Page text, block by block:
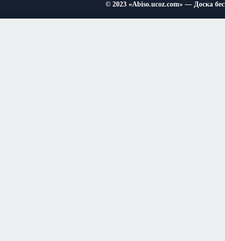
© 2023 «Abiso.ucoz.com» — Доска